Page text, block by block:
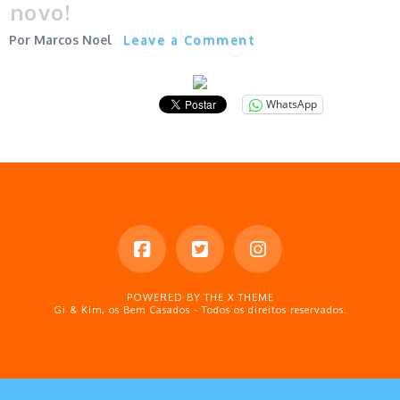
novo!
Marcos Noel Leave a Comment
WhatsApp
POWERED BY THE X THEME
Gi & Kim, os Bem Casados - Todos os direitos reservados.